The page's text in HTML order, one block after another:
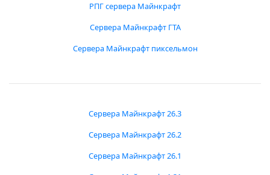
РПГ сервера Майнкрафт
Сервера Майнкрафт ГТА
Сервера Майнкрафт пиксельмон
Сервера Майнкрафт 26.3
Сервера Майнкрафт 26.2
Сервера Майнкрафт 26.1